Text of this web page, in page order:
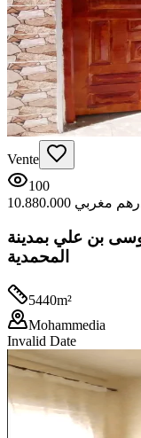
Vente
100
درهم مغربي
بن علي بمدينة
المحمدية
5440m²
Mohammedia
Invalid Date